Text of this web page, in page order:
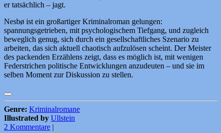
er tatsächlich – jagt.
Nesbø ist ein großartiger Kriminalroman gelungen:
spannungsgetrieben, mit psychologischem Tiefgang, und zugleich
beweglich genug, sich durch ein gesellschaftliches Szenario zu
arbeiten, das sich aktuell chaotisch aufzulösen scheint. Der Meister
des packenden Erzählens zeigt, dass es möglich ist, mit wenigen
Federstrichen politische Entwicklungen anzudeuten – und sie im
selben Moment zur Diskussion zu stellen.
Genre: Kriminalromane
Illustrated by Ullstein
2 Kommentare